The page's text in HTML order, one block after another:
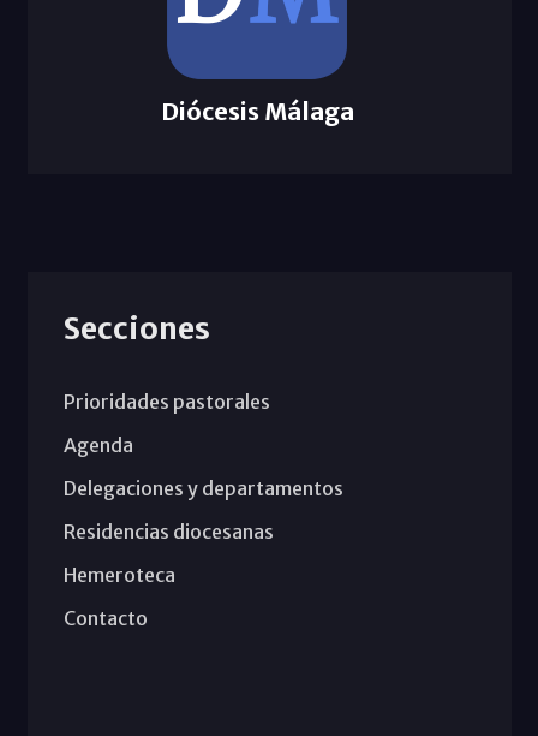
Diócesis Málaga
Secciones
Prioridades pastorales
Agenda
Delegaciones y departamentos
Residencias diocesanas
Hemeroteca
Contacto